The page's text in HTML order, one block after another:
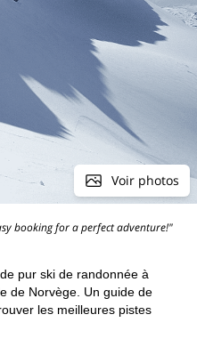
Voir photos
booking for a perfect adventure!"
pur ski de randonnée à
de Norvège. Un guide de
les meilleures pistes